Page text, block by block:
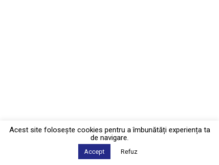
Acest site foloseşte cookies pentru a îmbunătăți experiența ta
de navigare.
Accept Refuz